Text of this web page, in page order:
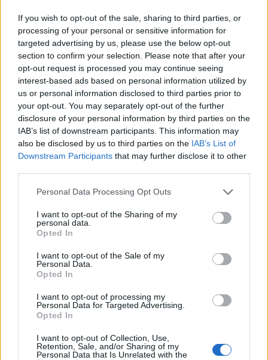
If you wish to opt-out of the sale, sharing to third parties, or
processing of your personal or sensitive information for
targeted advertising by us, please use the below opt-out
section to confirm your selection. Please note that after your
opt-out request is processed you may continue seeing
interest-based ads based on personal information utilized by
us or personal information disclosed to third parties prior to
your opt-out. You may separately opt-out of the further
disclosure of your personal information by third parties on the
IAB’s list of downstream participants. This information may
also be disclosed by us to third parties on the IAB’s List of
Downstream Participants that may further disclose it to other
Personal Data Processing Opt Outs
I want to opt-out of the Sharing of my
personal data.
Opted In
I want to opt-out of the Sale of my
Personal Data.
Opted In
I want to opt-out of processing my
Personal Data for Targeted Advertising.
Opted In
I want to opt-out of Collection, Use,
Retention, Sale, and/or Sharing of my
Personal Data that Is Unrelated with the
Proč a co se tehdy stalo? Je to
trochu spletité, ale pokusím se
vysvětlit.
Eva Tylová: Další městské částí Prahy mohou svým
občanům zajistit příští Silvestr bez stresu
15.7.2026
Diskuse: 10
Více než 1 milion lidí stráví
příští i ty další Silvestry bez
stresu, protože městské části
hl. m. Prahy, kde žijí, využily
možnosti zakázat na svém
hl. m. Prahy schválili v červnu. Teď se k nim mohou přidat další
otevřena k připomínkám. Znovu o ni budou jednat zastupitelé na
svém zářijovém zasedání. Pokud jste občané z městské části, kde
zatím zákaz neplatí, vyzvěte členy rady a starostu vaší městské
Asociace vodní turistiky a sportu: Právní divočina na
14.7.2026
Diskuse: 23
vodáckých úseků v Česku,
dolní tok Sázavy, se potýká s
naprostým právním chaosem.